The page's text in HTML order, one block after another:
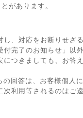
があります。
、対応をお断りせざ
完了のお知らせ」以
つきましても、お答え
回答は、お客様個人
利用等されるのはご遠